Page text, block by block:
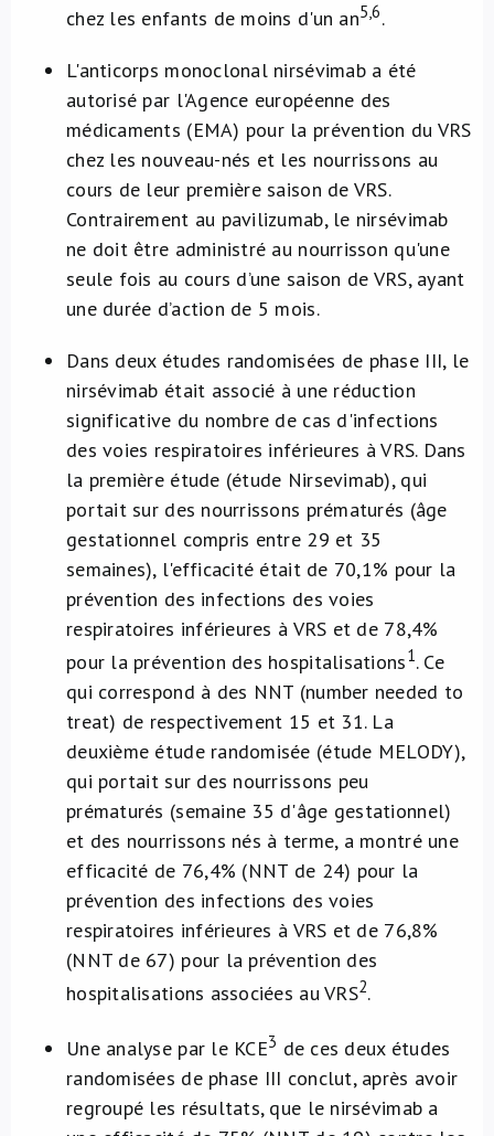
chez les enfants de moins d'un an5,6.
L'anticorps monoclonal nirsévimab a été
autorisé par l'Agence européenne des
médicaments (EMA) pour la prévention du VRS
chez les nouveau-nés et les nourrissons au
cours de leur première saison de VRS.
Contrairement au pavilizumab, le nirsévimab
ne doit être administré au nourrisson qu'une
seule fois au cours d’une saison de VRS, ayant
une durée d’action de 5 mois.
Dans deux études randomisées de phase III, le
nirsévimab était associé à une réduction
significative du nombre de cas d'infections
des voies respiratoires inférieures à VRS. Dans
la première étude (étude Nirsevimab), qui
portait sur des nourrissons prématurés (âge
gestationnel compris entre 29 et 35
semaines), l'efficacité était de 70,1% pour la
prévention des infections des voies
respiratoires inférieures à VRS et de 78,4%
pour la prévention des hospitalisations1. Ce
qui correspond à des NNT (number needed to
treat) de respectivement 15 et 31. La
deuxième étude randomisée (étude MELODY),
qui portait sur des nourrissons peu
prématurés (semaine 35 d'âge gestationnel)
et des nourrissons nés à terme, a montré une
efficacité de 76,4% (NNT de 24) pour la
prévention des infections des voies
respiratoires inférieures à VRS et de 76,8%
(NNT de 67) pour la prévention des
hospitalisations associées au VRS2.
Une analyse par le KCE3 de ces deux études
randomisées de phase III conclut, après avoir
regroupé les résultats, que le nirsévimab a